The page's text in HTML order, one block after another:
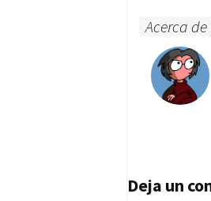
Acerca de
Deja un